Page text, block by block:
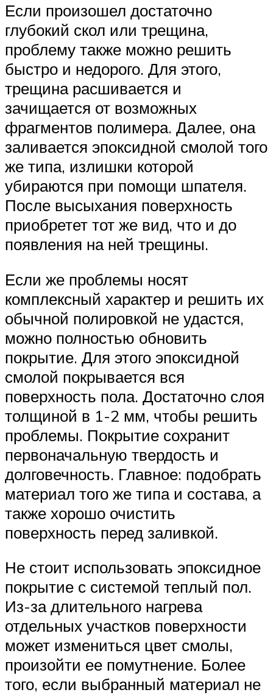
Если произошел достаточно
глубокий скол или трещина,
проблему также можно решить
быстро и недорого. Для этого,
трещина расшивается и
зачищается от возможных
фрагментов полимера. Далее, она
заливается эпоксидной смолой того
же типа, излишки которой
убираются при помощи шпателя.
После высыхания поверхность
приобретет тот же вид, что и до
появления на ней трещины.
Если же проблемы носят
комплексный характер и решить их
обычной полировкой не удастся,
можно полностью обновить
покрытие. Для этого эпоксидной
смолой покрывается вся
поверхность пола. Достаточно слоя
толщиной в 1-2 мм, чтобы решить
проблемы. Покрытие сохранит
первоначальную твердость и
долговечность. Главное: подобрать
материал того же типа и состава, а
также хорошо очистить
поверхность перед заливкой.
Не стоит использовать эпоксидное
покрытие с системой теплый пол.
Из-за длительного нагрева
отдельных участков поверхности
может измениться цвет смолы,
произойти ее помутнение. Более
того, если выбранный материал не